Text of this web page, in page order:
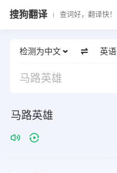
搜狗翻译 查词好，翻译快！
检测为中文 英语
马路英雄
马路英雄